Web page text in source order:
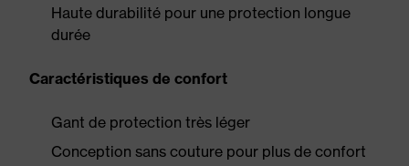
Haute durabilité pour une protection longue
durée
Caractéristiques de confort
Gant de protection très léger
Conception sans couture pour plus de confort